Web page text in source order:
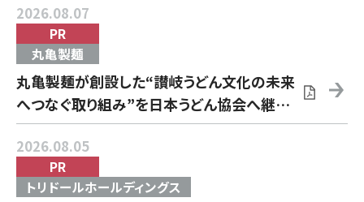
PR
丸亀製麺
2026.08.07
丸亀製麺が創設した“讃岐うどん文化の未来
へつなぐ取り組み”を日本うどん協会へ継承
「SANU-1 GRAND PRIX 2026」開催決定
PR
トリドールホールディングス
2026.08.05